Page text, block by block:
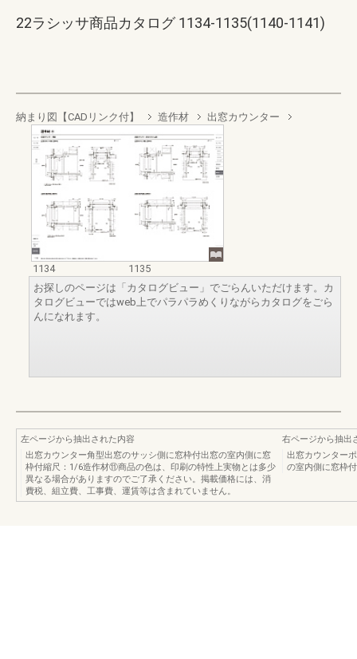
22ラシッサ商品カタログ 1134-1135(1140-1141)
納まり図【CADリンク付】 造作材 出窓カウンター
1134
1135
お探しのページは「カタログビュー」でごらんいただけます。カ
タログビューではweb上でパラパラめくりながらカタログをごら
んになれます。
左ページから抽出された内容
出窓カウンター角型出窓のサッシ側に窓枠付出窓の室内側に窓
枠付縮尺：1/6造作材⑪商品の色は、印刷の特性上実物とは多少
異なる場合がありますのでご了承ください。掲載価格には、消
費税、組立費、工事費、運賃等は含まれていません。
右ページから抽出
出窓カウンター
の室内側に窓枠